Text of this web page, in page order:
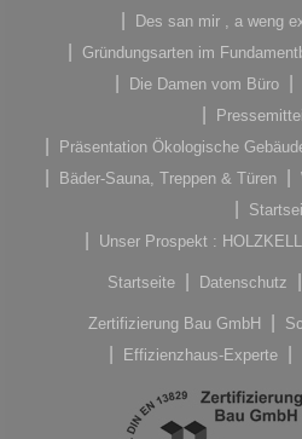
Des san mir , a weng
Gründungsarten im
Die Damen vom Büro
Präsentation Ökologische
Bäder-Sauna, Treppen & Türen
Unser Prospekt :
Startseite Datenschutz
Zertifizierung Bau GmbH
Effizienzhaus-Experte